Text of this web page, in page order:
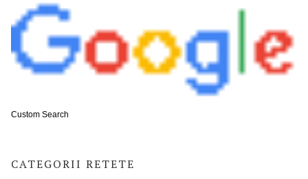
Custom Search
CATEGORII RETETE